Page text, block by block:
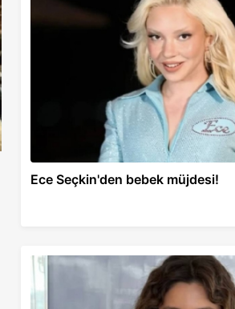
Ece Seçkin'den bebek müjdesi!